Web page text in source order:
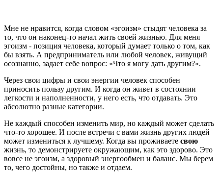
Мне не нравится, когда словом «эгоизм» стыдят человека за
то, что он наконец-то начал жить своей жизнью. Для меня
эгоизм - позиция человека, который думает только о том, как
бы взять. А предприниматель или любой человек, живущий
осознанно, задает себе вопрос: «Что я могу дать другим?».
Через свои цифры и свои энергии человек способен
приносить пользу другим. И когда он живет в состоянии
легкости и наполненности, у него есть, что отдавать. Это
абсолютно разные категории.
Не каждый способен изменить мир, но каждый может сделать
что-то хорошее. И после встречи с вами жизнь других людей
может измениться к лучшему. Когда вы проживаете свою
жизнь, то демонстрируете окружающим, как это здорово. Это
вовсе не эгоизм, а здоровый энергообмен и баланс. Мы берем
то, чего достойны, но также и отдаем.